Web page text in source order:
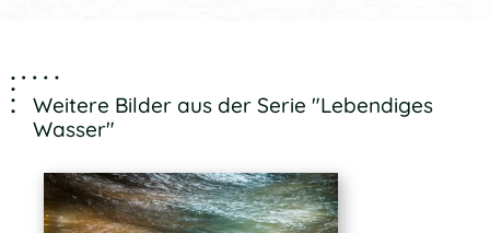
Weitere Bilder aus der Serie "Lebendiges
Wasser"